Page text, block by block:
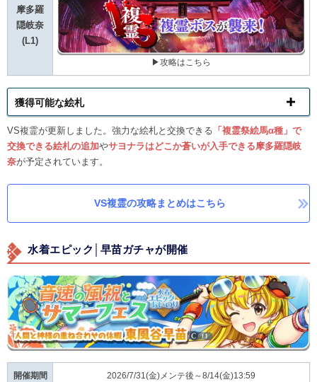
摩多羅
隠岐奈
(L1)
▶攻略はこちら
獲得可能な絵札
VS複霊が更新しました。強力な絵札と交換できる 「複霊祭絵馬α種」で
交換できる絵札の追加やサヨナラはどこか蒼いが入手できる摩多羅隠岐
奈が予定されています。
VS複霊の攻略まとめはこちら
水着エピック│早苗ガチャが開催
開催期間 2026/7/31(金)メンテ後～8/14(金)13:59